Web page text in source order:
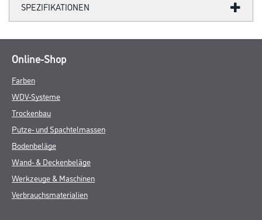
SPEZIFIKATIONEN
Online-Shop
Farben
WDV-Systeme
Trockenbau
Putze- und Spachtelmassen
Bodenbeläge
Wand- & Deckenbeläge
Werkzeuge & Maschinen
Verbrauchsmaterialien